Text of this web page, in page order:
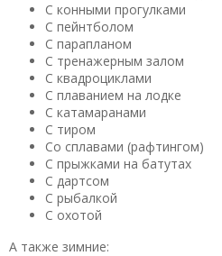
С конными прогулками
С пейнтболом
С парапланом
С тренажерным залом
С квадроциклами
С плаванием на лодке
С катамаранами
С тиром
Со сплавами (рафтингом)
С прыжками на батутах
С дартсом
С рыбалкой
С охотой
А также зимние: